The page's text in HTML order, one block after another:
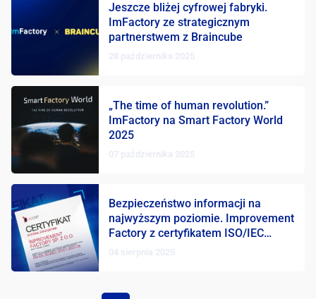
Jeszcze bliżej cyfrowej fabryki.
ImFactory ze strategicznym
partnerstwem z Braincube
28 października 2025
„The time of human revolution.”
ImFactory na Smart Factory World
2025
07 października 2025
Bezpieczeństwo informacji na
najwyższym poziomie. Improvement
Factory z certyfikatem ISO/IEC
27001
04 sierpnia 2025